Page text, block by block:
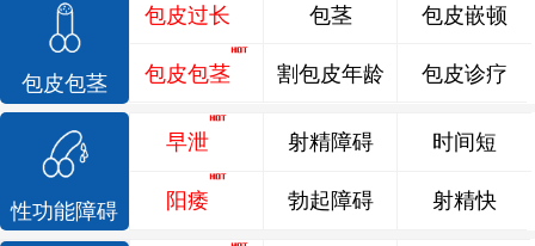
包皮包茎
包皮过长
包皮包茎
包茎
割包皮年龄
包皮嵌顿
包皮诊疗
性功能障碍
早泄
阳痿
射精障碍
勃起障碍
时间短
射精快